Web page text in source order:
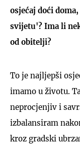
osjećaj doći
svijetu'? Ima li
od obitelji?
To je najljepši
imamo u životu.
neprocjenjiv i
izbalansiram
kroz gradski